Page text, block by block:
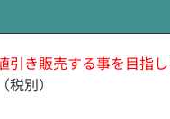
き販売する事を目指
別）